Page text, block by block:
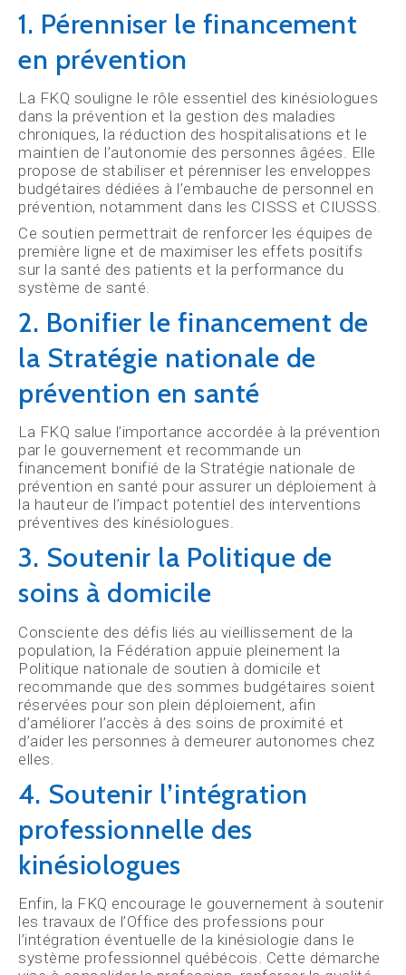
1. Pérenniser le financement
en prévention
La FKQ souligne le rôle essentiel des kinésiologues
dans la prévention et la gestion des maladies
chroniques, la réduction des hospitalisations et le
maintien de l’autonomie des personnes âgées. Elle
propose de stabiliser et pérenniser les enveloppes
budgétaires dédiées à l’embauche de personnel en
prévention, notamment dans les CISSS et CIUSSS.
Ce soutien permettrait de renforcer les équipes de
première ligne et de maximiser les effets positifs
sur la santé des patients et la performance du
système de santé.
2. Bonifier le financement de
la Stratégie nationale de
prévention en santé
La FKQ salue l’importance accordée à la prévention
par le gouvernement et recommande un
financement bonifié de la Stratégie nationale de
prévention en santé pour assurer un déploiement à
la hauteur de l’impact potentiel des interventions
préventives des kinésiologues.
3. Soutenir la Politique de
soins à domicile
Consciente des défis liés au vieillissement de la
population, la Fédération appuie pleinement la
Politique nationale de soutien à domicile et
recommande que des sommes budgétaires soient
réservées pour son plein déploiement, afin
d’améliorer l’accès à des soins de proximité et
d’aider les personnes à demeurer autonomes chez
elles.
4. Soutenir l’intégration
professionnelle des
kinésiologues
Enfin, la FKQ encourage le gouvernement à soutenir
les travaux de l’Office des professions pour
l’intégration éventuelle de la kinésiologie dans le
système professionnel québécois. Cette démarche